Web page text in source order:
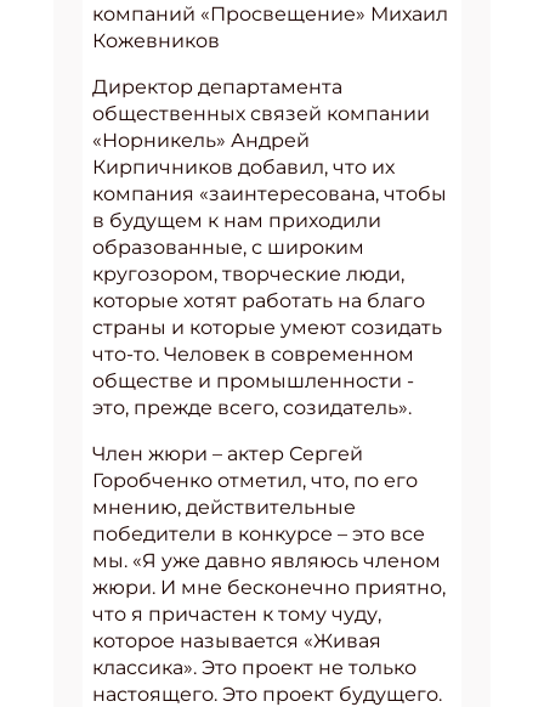
компаний «Просвещение» Михаил
Кожевников
Директор департамента
общественных связей компании
«Норникель» Андрей
Кирпичников добавил, что их
компания «заинтересована, чтобы
в будущем к нам приходили
образованные, с широким
кругозором, творческие люди,
которые хотят работать на благо
страны и которые умеют созидать
что-то. Человек в современном
обществе и промышленности -
это, прежде всего, созидатель».
Член жюри – актер Сергей
Горобченко отметил, что, по его
мнению, действительные
победители в конкурсе – это все
мы. «Я уже давно являюсь членом
жюри. И мне бесконечно приятно,
что я причастен к тому чуду,
которое называется «Живая
классика». Это проект не только
настоящего. Это проект будущего.